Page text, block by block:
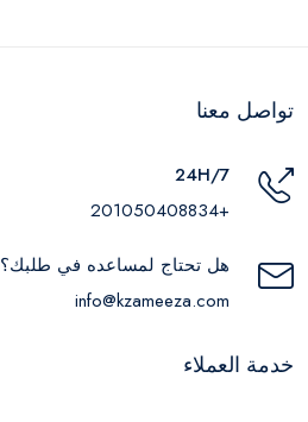
تواصل معنا
24H/7
+201050408834
هل تحتاج لمساعده في طلبك؟
info@kzameeza.com
خدمة العملاء